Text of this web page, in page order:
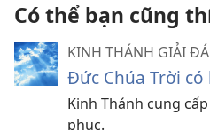
Có thể bạn cũng
KINH THÁNH GIẢI
Đức Chúa Trời
Kinh Thánh cung
phục.